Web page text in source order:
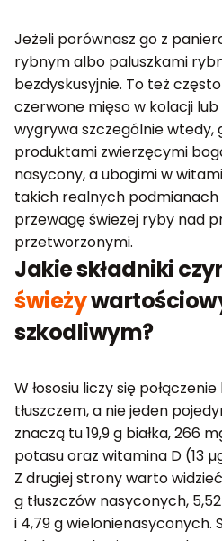
Jeżeli porównasz go z
rybnym albo paluszkami
bezdyskusyjnie. To też
czerwone mięso w kolacji lub
wygrywa szczególnie wtedy,
produktami zwierzęcymi
nasycony, a ubogimi w
takich realnych podmianach
przewagę świeżej ryby nad
przetworzonymi.
Jakie składniki
świeży
szkodliwym?
W łososiu liczy się
tłuszczem, a nie jeden
znaczą tu 19,9 g białka, 266
potasu oraz witamina D (13
Z drugiej strony warto
g tłuszczów nasyconych,
i 4,79 g wielonienasyconych.